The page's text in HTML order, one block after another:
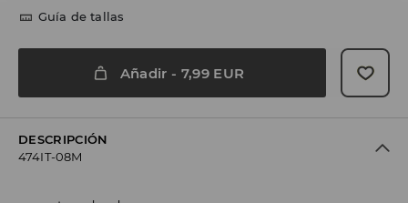
Guía de tallas
Añadir - 7,99 EUR
DESCRIPCIÓN
474IT-08M